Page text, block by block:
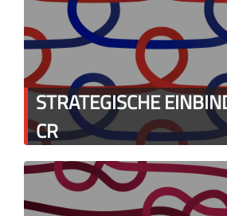
STRATEGISCHE
CR